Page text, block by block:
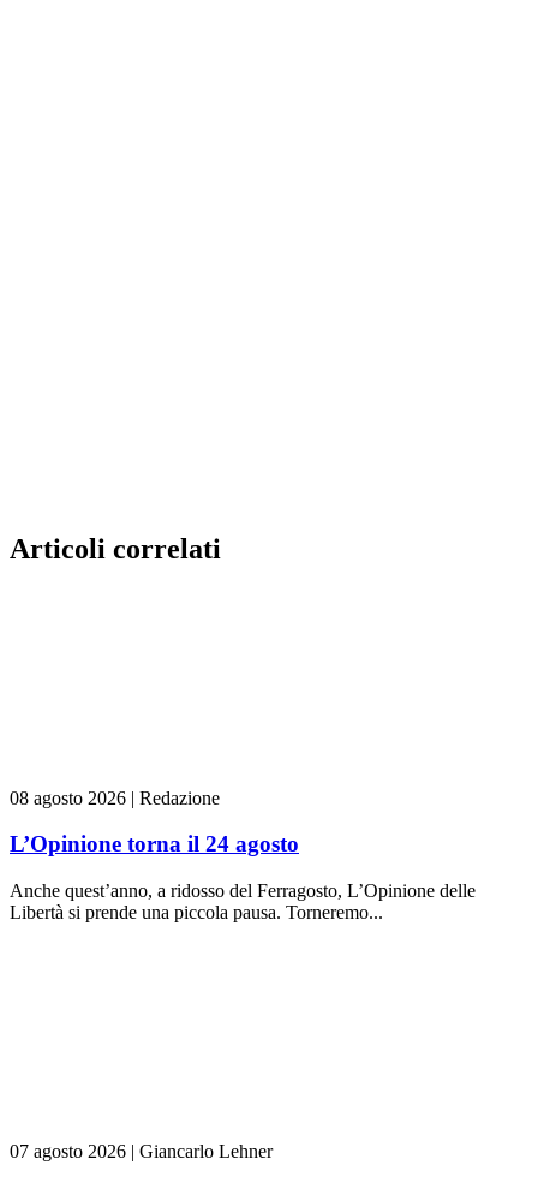
Articoli correlati
08 agosto 2026 | Redazione
L’Opinione torna il 24 agosto
Anche quest’anno, a ridosso del Ferragosto, L’Opinione delle
Libertà si prende una piccola pausa. Torneremo...
07 agosto 2026 | Giancarlo Lehner